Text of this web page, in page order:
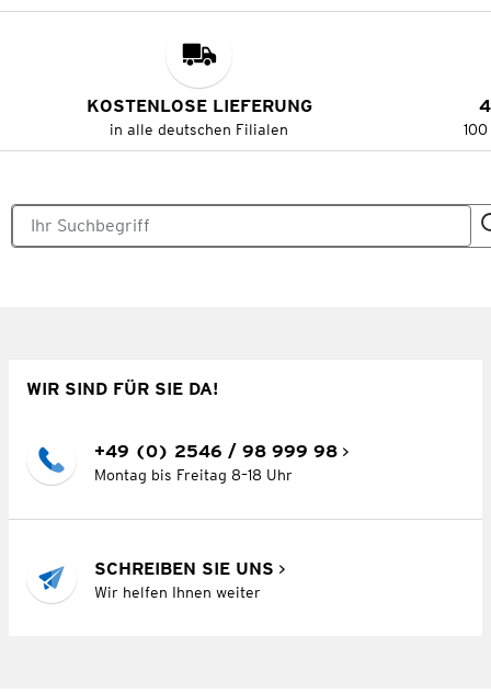
KOSTENLOSE LIEFERUNG
in alle deutschen Filialen
WIR SIND FÜR SIE DA!
+49 (0) 2546 / 98 999 98
Montag bis Freitag 8–18 Uhr
SCHREIBEN SIE UNS
Wir helfen Ihnen weiter